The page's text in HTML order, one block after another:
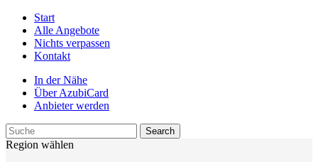
Start
Alle Angebote
Nichts verpassen
Kontakt
In der Nähe
Über AzubiCard
Anbieter werden
Region wählen